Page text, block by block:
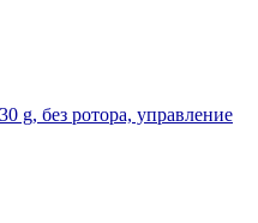
g, без ротора, управление